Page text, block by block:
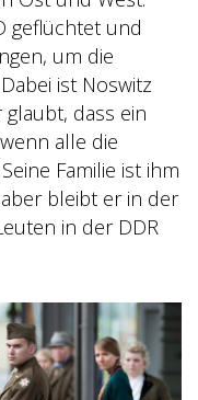
geflüchtet und
um die
ist Noswitz
glaubt, dass ein
alle die
Familie ist ihm
bleibt er in der
in der DDR